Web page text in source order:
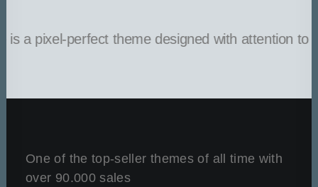
is a pixel-perfect theme designed with attention to
One of the top-seller themes of all time with
over 90.000 sales